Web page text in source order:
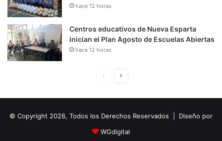
hace 12 horas
Centros educativos de Nueva Esparta
inician el Plan Agosto de Escuelas Abiertas
hace 12 horas
i
n
u
i
© Copyright 2026, Todos los Derechos Reservados | Diseño por
WGdigital